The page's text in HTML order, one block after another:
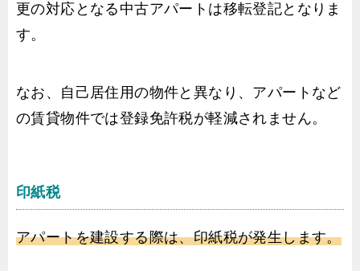
更の対応となる中古アパートは移転登記となりま
す。
なお、自己居住用の物件と異なり、アパートなど
の賃貸物件では登録免許税が軽減されません。
印紙税
アパートを建設する際は、印紙税が発生します。